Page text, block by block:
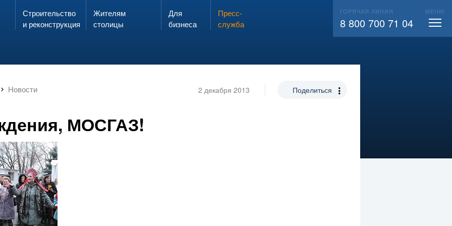
Запах газа?
ЗВОНИ 104 ВЫЗВАТЬ СЛЕСАРЯ
Строительство
и реконструкция
Жителям
столицы
Для
бизнеса
Пресс-
служба
ГОРЯЧАЯ ЛИНИЯ
8 800 700 71 04
МЕНЮ
Новости 2 декабря 2013 Поделиться
МОСГАЗ!